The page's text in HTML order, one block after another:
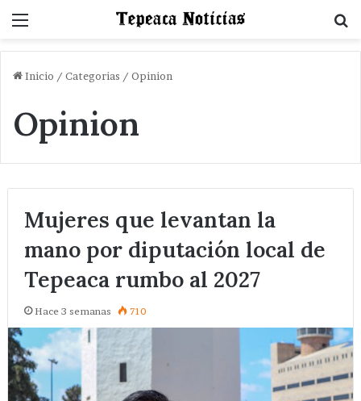
Menu
Inicio / Categorias / Opinion
Opinion
Mujeres que levantan la
mano por diputación local de
Tepeaca rumbo al 2027
Hace 3 semanas 710